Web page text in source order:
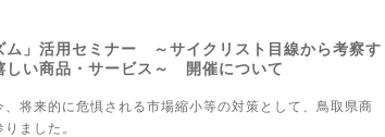
ム」活用セミナー ～サイクリスト目線から考察す
しい商品・サービス～ 開催について
将来的に危惧される市場縮小等の対策として、鳥取県商
ました。